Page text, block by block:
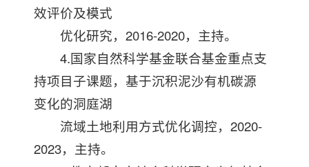
效评价及模式
优化研究，2016-2020，主持。
4.国家自然科学基金联合基金重点支
持项目子课题，基于沉积泥沙有机碳源
变化的洞庭湖
流域土地利用方式优化调控，2020-
2023，主持。